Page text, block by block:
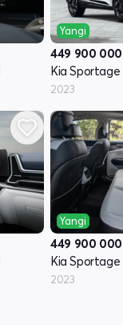
Yangi
449 900 000
Kia
2023
Yangi
449 900 000
Kia
2023